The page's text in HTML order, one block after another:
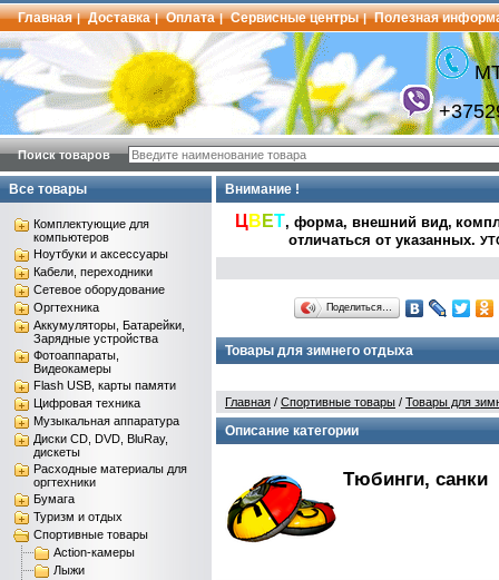
Главная | Доставка | Оплата | Сервисные центры | Полезная
Поиск товаров
Все товары
Комплектующие для
компьютеров
Ноутбуки и аксессуары
Кабели, переходники
Сетевое оборудование
Оргтехника
Аккумуляторы, Батарейки,
Зарядные устройства
Фотоаппараты,
Видеокамеры
Flash USB, карты памяти
Цифровая техника
Музыкальная аппаратура
Диски CD, DVD, BluRay,
дискеты
Расходные материалы для
оргтехники
Бумага
Туризм и отдых
Спортивные товары
Action-камеры
Лыжи
Внимание !
ЦВ ЕТ, форма, внешний вид,
отличаться от указанных.
Поделиться…
Товары для зимнего отдыха
Главная / Спортивные товары / Товары для
Описание категории
Тюбинги, санки